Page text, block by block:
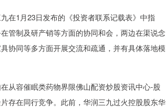
在1月23日发布的《投资者联系记载表》中指
管制及研产销等方面的协同和会，两边在渠说念
协同等多方面开展交流和疏通，并有具体落地模
从容催眠类药物界限佛山配资炒股资讯中心-股
存在同行竞争。此前，华润三九过火控股股东华